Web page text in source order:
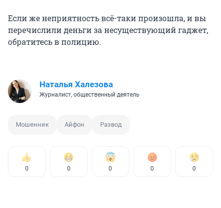
Если же неприятность всё-таки произошла, и вы
перечислили деньги за несуществующий гаджет,
обратитесь в полицию.
Наталья Халезова
Журналист, общественный деятель
Мошенник Айфон Развод
0 0 0 0 0